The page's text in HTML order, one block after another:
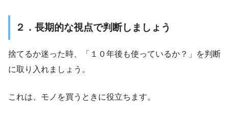
２．長期的な視点で判断しましょう
捨てるか迷った時、「１０年後も使っているか？」を判断
に取り入れましょう。
これは、モノを買うときに役立ちます。